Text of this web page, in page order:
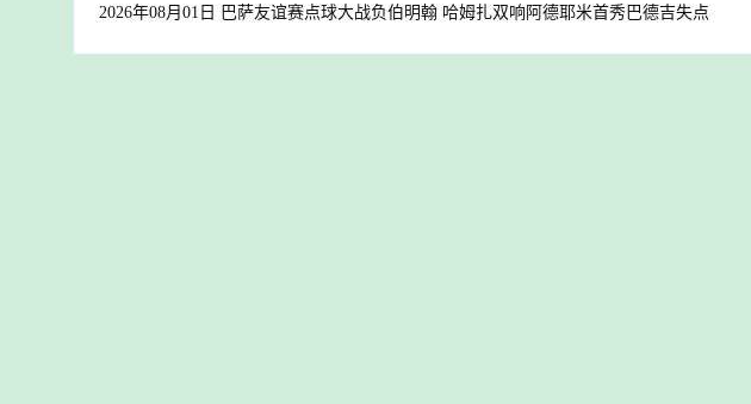
2026年08月01日 巴萨友谊赛点球大战负伯明翰 哈姆扎双响阿德耶米首秀巴德吉失点